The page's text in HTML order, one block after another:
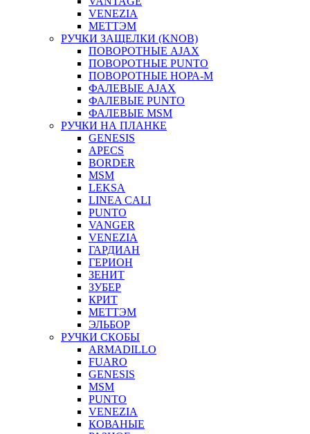
VENEZIA
МЕТТЭМ
РУЧКИ ЗАЩЕЛКИ (KNOB)
ПОВОРОТНЫЕ AJAX
ПОВОРОТНЫЕ PUNTO
ПОВОРОТНЫЕ НОРА-М
ФАЛЕВЫЕ AJAX
ФАЛЕВЫЕ PUNTO
ФАЛЕВЫЕ MSM
РУЧКИ НА ПЛАНКЕ
GENESIS
APECS
BORDER
MSM
LEKSA
LINEA CALI
PUNTO
VANGER
VENEZIA
ГАРДИАН
ГЕРИОН
ЗЕНИТ
ЗУБЕР
КРИТ
МЕТТЭМ
ЭЛЬБОР
РУЧКИ СКОБЫ
ARMADILLO
FUARO
GENESIS
MSM
PUNTO
VENEZIA
КОВАНЫЕ